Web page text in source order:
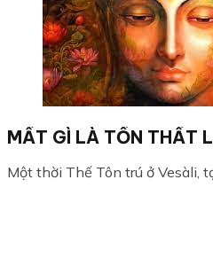
MẤT GÌ LÀ TỔN THẤT
Một thời Thế Tôn trú ở Vesàli,